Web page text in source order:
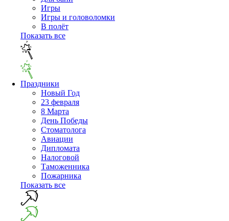
Игры
Игры и головоломки
В полёт
Показать все
Праздники
Новый Год
23 февраля
8 Марта
День Победы
Cтоматолога
Авиации
Дипломата
Налоговой
Таможенника
Пожарника
Показать все